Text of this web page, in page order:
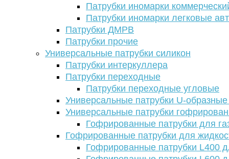
Патрубки иномарки
Патрубки иномарки легковые
Патрубки ДМРВ
Патрубки прочие
Универсальные патрубки силикон
Патрубки интеркуллера
Патрубки переходные
Патрубки переходные угловые
Универсальные патрубки U-
Универсальные патрубки
Гофрированные патрубки для
Гофрированные патрубки для
Гофрированные патрубки L400